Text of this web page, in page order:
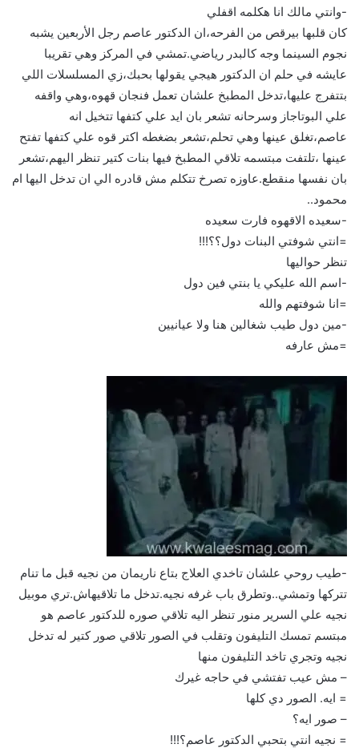
-وانتي مالك انا هكلمه اقفلي
كان قلبها بيرقص من الفرحه،ان الدكتور عاصم رجل الأربعين يشبه
نجوم السينما وجه كالبدر رياضي.تمشي في المركز وهي تقريبا
عايشه في حلم ان الدكتور هيجي يقولها بحبك،زي المسلسلات اللي
بتتفرج عليها،تدخل المطبخ علشان تعمل فنجان قهوه،وهي واقفه
علي البوتاجاز وسرحانه تشعر بان ايد علي كتفها تتخيل انه
عاصم،تغلق عينها وهي تحلم،تشعر بضغطه اكتر قوه علي كتفها تفتح
عينها ،تلتفت مبتسمه تلاقي المطبخ فيها بنات كتير تنظر اليهم،تشعر
بان نفسها منقطع.عاوزه تصرخ تتكلم مش قادره الي ان تدخل اليها ام
محمود..
-سعيده الاقهوه فارت سعيده
=انتي شوفتي البنات دول؟؟!!!
تنظر حواليها
-اسم الله عليكي يا بنتي فين دول
=انا شوفتهم والله
-مين دول طيب شغالين هنا ولا عيانيين
=مش عارفه
-طيب روحي علشان تاخدي العلاج بتاع ناريمان من نجيه قبل ما تنام
تتركها وتمشي..وتطرق باب غرفه نجيه.تدخل ما تلاقيهاش.تري موبيل
نجيه علي السرير منور تنظر اليه تلاقي صوره للدكتور عاصم هو
مبتسم تمسك التليفون وتقلب في الصور تلاقي صور كتير له تدخل
نجيه وتجري تاخد التليفون منها
– مش عيب تفتشي في حاجه غيرك
= ايه. الصور دي كلها
– صور ايه؟
= نجيه انتي بتحبي الدكتور عاصم؟!!!